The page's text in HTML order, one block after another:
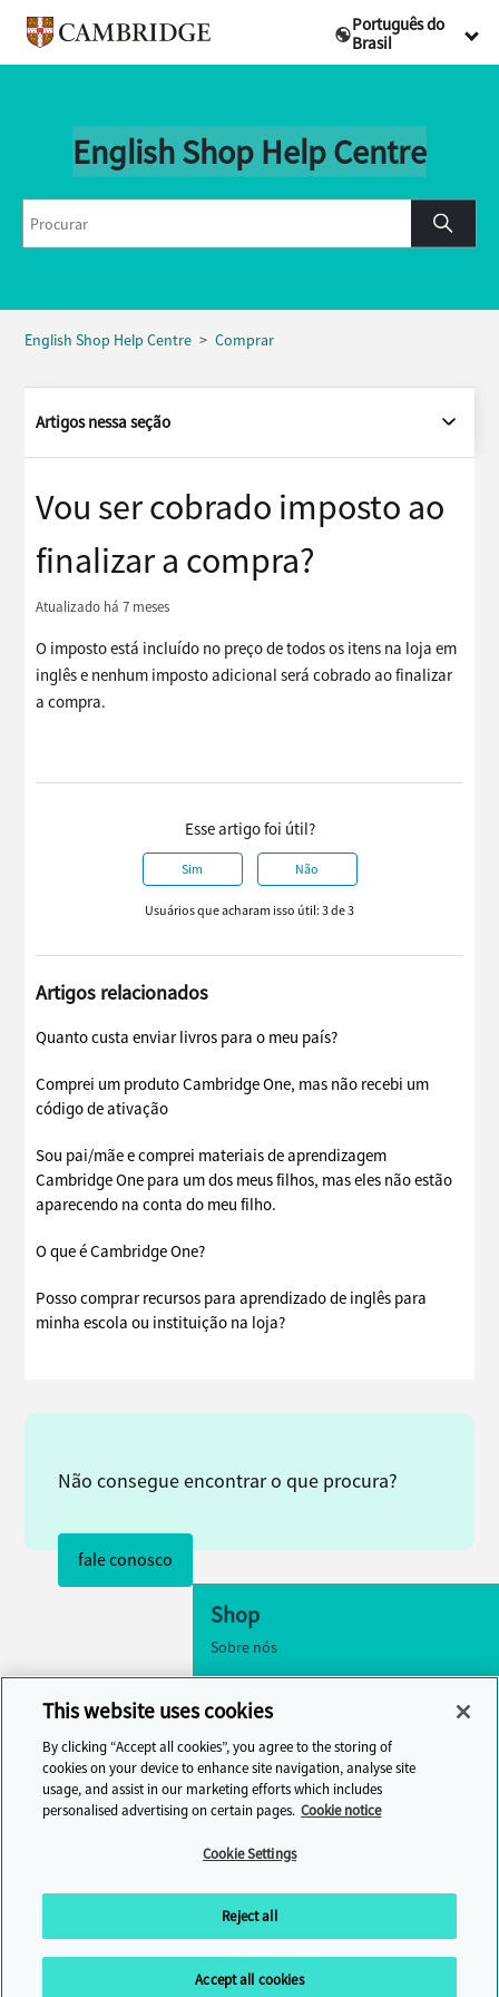
Português do
Brasil
English Shop Help Centre
English Shop Help Centre Comprar
Artigos nessa seção
Vou ser cobrado imposto ao
finalizar a compra?
Atualizado há 7 meses
O imposto está incluído no preço de todos os itens na loja em
inglês e nenhum imposto adicional será cobrado ao finalizar
a compra.
Esse artigo foi útil?
Sim Não
Usuários que acharam isso útil: 3 de 3
Artigos relacionados
Quanto custa enviar livros para o meu país?
Comprei um produto Cambridge One, mas não recebi um
código de ativação
Sou pai/mãe e comprei materiais de aprendizagem
Cambridge One para um dos meus filhos, mas eles não estão
aparecendo na conta do meu filho.
O que é Cambridge One?
Posso comprar recursos para aprendizado de inglês para
minha escola ou instituição na loja?
Não consegue encontrar o que procura?
fale conosco
Shop
Sobre nós
fale conosco
Central de Ajuda
Cambridge One
online
This website uses cookies
By clicking “Accept all cookies”, you agree to the storing of
cookies on your device to enhance site navigation, analyse site
usage, and assist in our marketing efforts which includes
personalised advertising on certain pages. Cookie notice
Cookie Settings
Reject all
Accept all cookies